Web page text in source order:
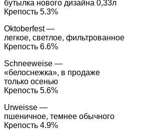
бутылка нового дизайна 0,33л
Крепость 5.3%
Oktoberfest —
легкое, светлое, фильтрованное
Крепость 6.6%
Schneeweise —
«белоснежка», в продаже
только осенью
Крепость 5.6%
Urweisse —
пшеничное, темнее обычного
Крепость 4.9%